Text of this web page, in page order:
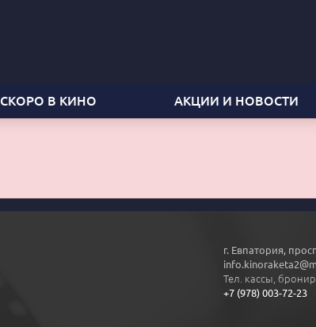
СКОРО В КИНО АКЦИИ И НОВОСТИ
г. Евпатория,
Тел. кассы,
+7 (978) 003-72-23